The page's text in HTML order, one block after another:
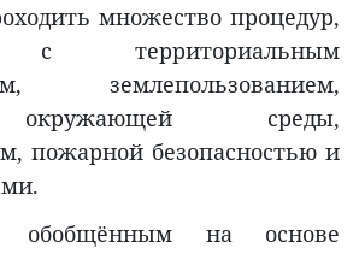
множество процедур,
с территориальным
землепользованием,
среды,
пожарной безопасностью и
на основе